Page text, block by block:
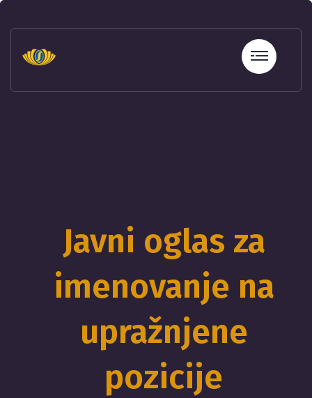
hatları
sohbet
betebet
Javni oglas za
imenovanje na
upražnjene
pozicije